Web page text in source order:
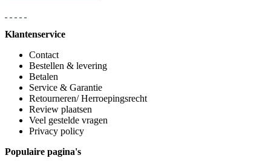
Klantenservice
Contact
Bestellen & levering
Betalen
Service & Garantie
Retourneren/ Herroepingsrecht
Review plaatsen
Veel gestelde vragen
Privacy policy
Populaire pagina's